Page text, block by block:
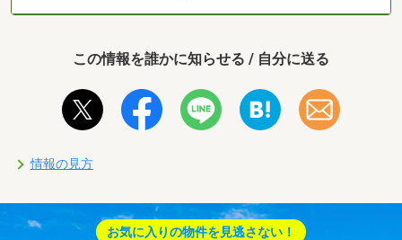
この情報を誰かに知らせる / 自分に送る
情報の見方
お気に入りの物件を見逃さない！